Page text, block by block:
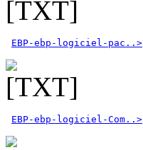
EBP-ebp-logiciel-pac..>
EBP-ebp-logiciel-Com..>